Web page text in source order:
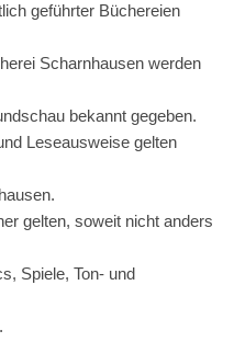
geführter Büchereien
Scharnhausen werden
bekannt gegeben.
Leseausweise gelten
gelten, soweit nicht anders
Ton- und